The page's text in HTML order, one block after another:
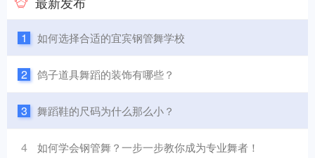
1 如何选择合适的宜宾钢管舞学校
2 鸽子道具舞蹈的装饰有哪些？
3 舞蹈鞋的尺码为什么那么小？
4 如何学会钢管舞？一步一步教你成为专业舞者！